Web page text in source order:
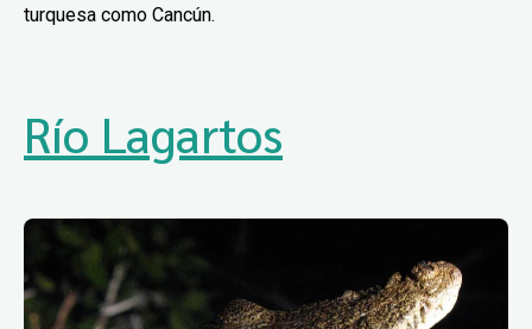
turquesa como Cancún.
Río Lagartos